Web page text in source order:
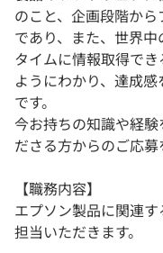
のこと、企画段階か
であり、また、世界
タイムに情報取得で
ようにわかり、達成
です。
今お持ちの知識や経
ださる方からのご応募
【職務内容】
エプソン製品に関連
担当いただきます。